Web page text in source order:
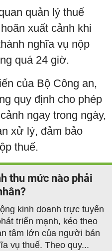
quản lý thuế
xuất cảnh khi
nghĩa vụ nộp
quá 24 giờ.
của Bộ Công an,
quy định cho phép
ngay trong ngày,
xử lý, đảm bảo
thuế.
thu mức nào phải
kinh doanh trực tuyến
triển mạnh, kéo theo
tâm lớn của người bán
vụ thuế. Theo quy...